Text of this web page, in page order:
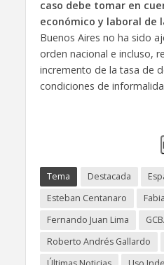
caso debe tomar en
económico y laboral de
Buenos Aires no ha sido
orden nacional e incluso,
incremento de la tasa de
condiciones de
Tema Destacada
Esteban Centanaro
Fernando Juan Lima
Roberto Andrés Gallardo